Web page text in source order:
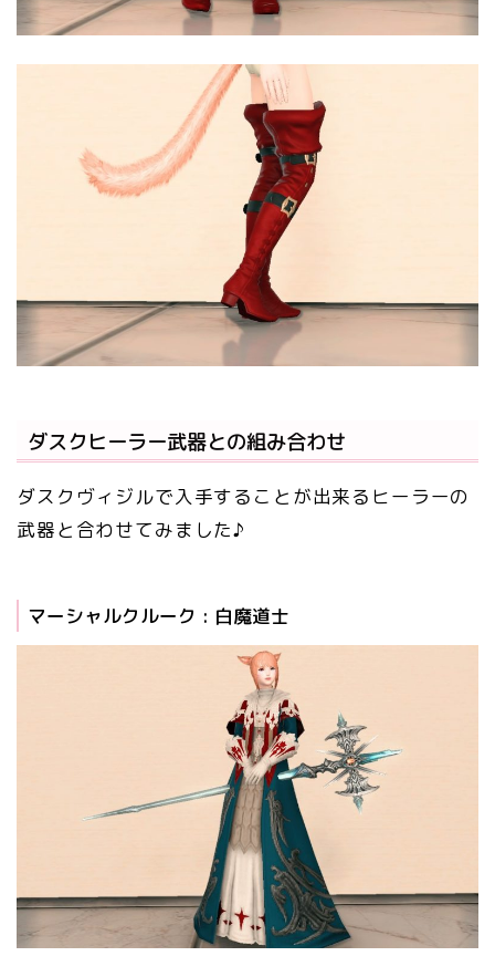
ダスクヒーラー武器との組み合わせ
ダスクヴィジルで入手することが出来るヒーラーの
武器と合わせてみました♪
マーシャルクルーク : 白魔道士